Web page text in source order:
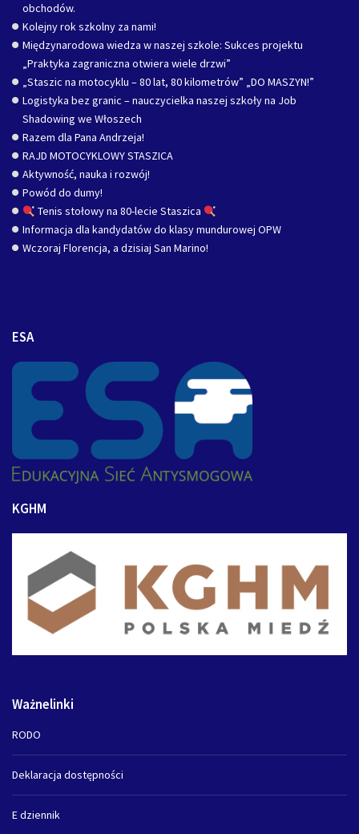
obchodów.
Kolejny rok szkolny za nami!
Międzynarodowa wiedza w naszej szkole: Sukces projektu
„Praktyka zagraniczna otwiera wiele drzwi”
„Staszic na motocyklu – 80 lat, 80 kilometrów” „DO MASZYN!”
Logistyka bez granic – nauczycielka naszej szkoły na Job
Shadowing we Włoszech
Razem dla Pana Andrzeja!
RAJD MOTOCYKLOWY STASZICA
Aktywność, nauka i rozwój!
Powód do dumy!
Tenis stołowy na 80-lecie Staszica
Informacja dla kandydatów do klasy mundurowej OPW
Wczoraj Florencja, a dzisiaj San Marino!
ESA
KGHM
Ważnelinki
RODO
Deklaracja dostępności
E dziennik